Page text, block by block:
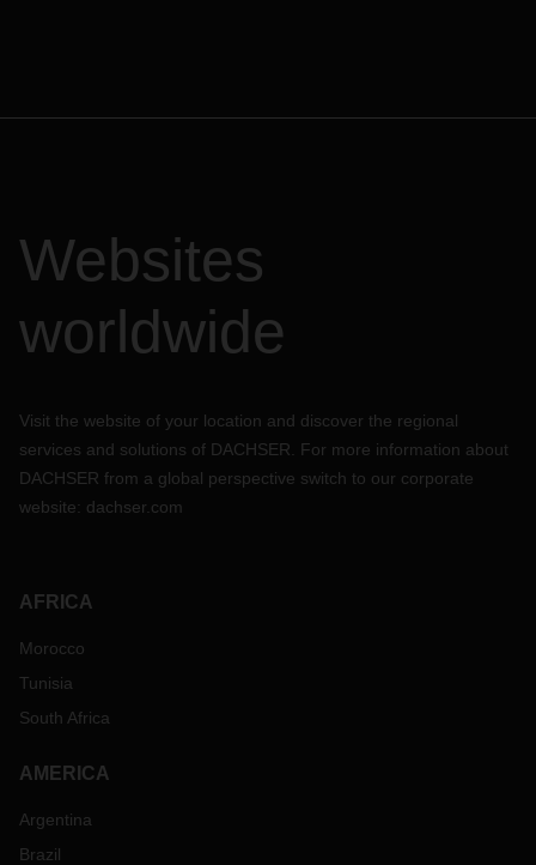
Websites
worldwide
Visit the website of your location and discover the regional
services and solutions of DACHSER. For more information about
DACHSER from a global perspective switch to our corporate
website: dachser.com
AFRICA
Morocco
Tunisia
South Africa
AMERICA
Argentina
Brazil